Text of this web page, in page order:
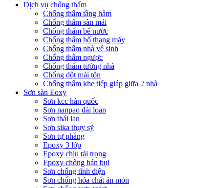
Dịch vụ chống thấm
Chống thấm tầng hầm
Chống thấm sàn mái
Chống thấm bể nước
Chống thấm hố thang máy
Chống thấm nhà vệ sinh
Chống thấm ngược
Chống thấm tường nhà
Chống dột mái tôn
Chống thấm khe tiếp giáp giữa 2 nhà
Sơn sàn Eoxy
Sơn kcc hàn quốc
Sơn nanpao đài loan
Sơn thái lan
Sơn sika thụy sỹ
Sơn tự phẳng
Epoxy 3 lớp
Epoxy chịu tải trọng
Epoxy chống bán bụi
Sơn chống tĩnh điện
Sơn chống hóa chất ăn mòn